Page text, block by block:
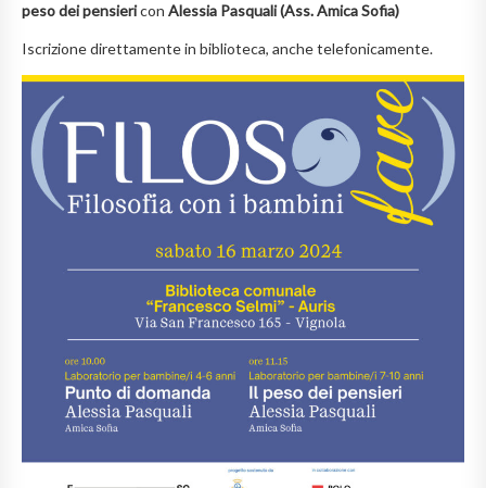
peso dei pensiericon Alessia Pasquali (Ass. Amica Sofia)
Iscrizione direttamente in biblioteca, anche telefonicamente.